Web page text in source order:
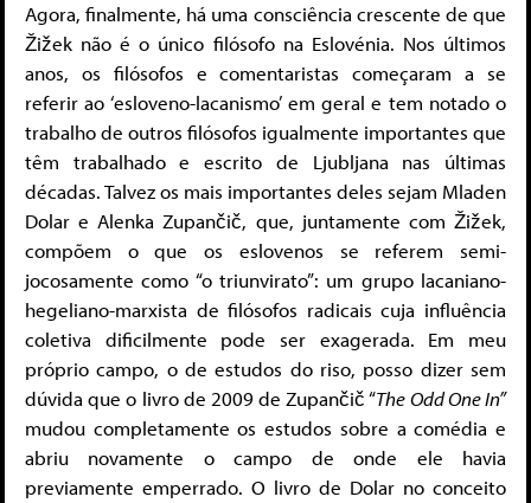
Agora, finalmente, há uma consciência crescente de que
Žižek não é o único filósofo na Eslovénia. Nos últimos
anos, os filósofos e comentaristas começaram a se
referir ao ‘esloveno-lacanismo’ em geral e tem notado o
trabalho de outros filósofos igualmente importantes que
têm trabalhado e escrito de Ljubljana nas últimas
décadas. Talvez os mais importantes deles sejam Mladen
Dolar e Alenka Zupančič, que, juntamente com Žižek,
compõem o que os eslovenos se referem semi-
jocosamente como “o triunvirato”: um grupo lacaniano-
hegeliano-marxista de filósofos radicais cuja influência
coletiva dificilmente pode ser exagerada. Em meu
próprio campo, o de estudos do riso, posso dizer sem
dúvida que o livro de 2009 de Zupančič “The Odd One In”
mudou completamente os estudos sobre a comédia e
abriu novamente o campo de onde ele havia
previamente emperrado. O livro de Dolar no conceito